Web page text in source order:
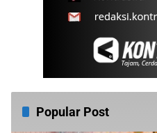
Popular Post